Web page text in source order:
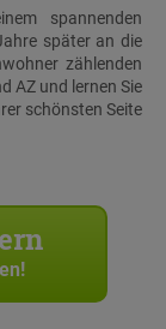
spannenden
später an die
zählenden
AZ und lernen Sie
schönsten Seite